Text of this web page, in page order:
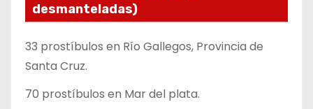
desmanteladas)
33 prostíbulos en Río Gallegos, Provincia de
Santa Cruz.
70 prostíbulos en Mar del plata.